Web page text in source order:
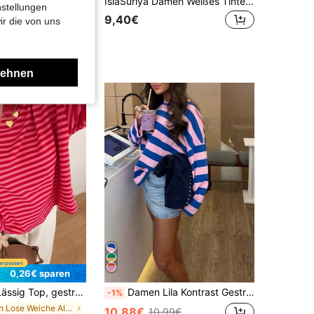
9,40€
0,26€ sparen
Rippstoff, Alltagskleidung, Frühling/Herbst, schick & elegant
in Lose Weiche Alltagsoberteile
-1% Damen Lila Kontrast Gestreiftes Muster T-Shirt, Y2K Süßes Shirt, Lässiges Locker Rundhals Langarm Top für Frühling/Sommer
die von uns